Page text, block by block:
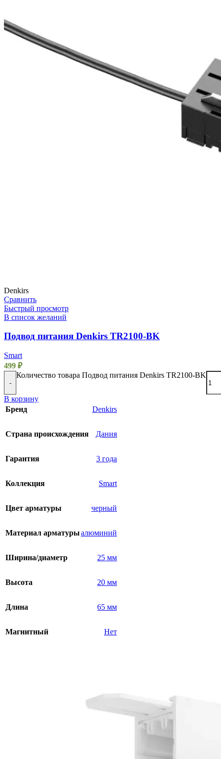
Denkirs
Сравнить
Быстрый просмотр
В список желаний
Подвод питания Denkirs TR2100-BK
Smart
499 ₽
-
Количество товара Подвод питания Denkirs TR2100-BK
В корзину
Бренд
Denkirs
Страна происхождения Дания
Гарантия 3 года
Коллекция Smart
Цвет арматуры черный
Материал арматурыалюминий
Ширина/диаметр 25 мм
Высота 20 мм
Длина 65 мм
Магнитный Нет